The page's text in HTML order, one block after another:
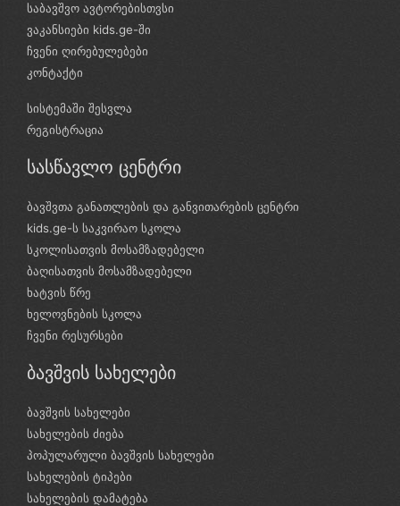
საბავშვო ავტორებისთვსი
ვაკანსიები kids.ge-ში
ჩვენი ღირებულებები
კონტაქტი
სისტემაში შესვლა
რეგისტრაცია
სასწავლო ცენტრი
ბავშვთა განათლების და განვითარების ცენტრი
kids.ge-ს საკვირაო სკოლა
სკოლისათვის მოსამზადებელი
ბაღისათვის მოსამზადებელი
ხატვის წრე
ხელოვნების სკოლა
ჩვენი რესურსები
ბავშვის სახელები
ბავშვის სახელები
სახელების ძიება
პოპულარული ბავშვის სახელები
სახელების ტიპები
სახელების დამატება